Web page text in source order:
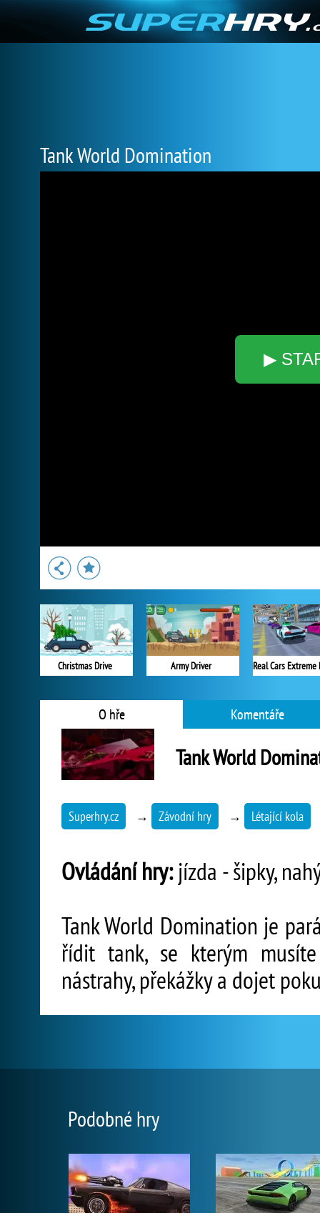
Tank World Domination
▶
Christmas Drive Army Driver Real Cars Extreme
O hře Komentáře
Tank World
Superhry.cz → Závodní hry → Létající kola
Ovládání hry:jízda - šipky,
Tank World Domination je
řídit tank, se kterým
nástrahy, překážky a dojet
Podobné hry